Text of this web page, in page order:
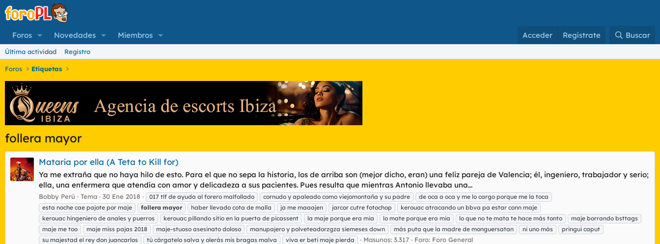
Foros Novedades Miembros Acceder Regístrate Buscar
Última actividad Registro
Foros Etiquetas
follera mayor
Mataría por ella (A Teta to Kill for)
Ya me extraña que no haya hilo de esto. Para el que no sepa la historia, los de arriba son (mejor dicho, eran) una feliz pareja de Valencia; él, ingeniero, trabajador y serio;
ella, una enfermera que atendía con amor y delicadeza a sus pacientes. Pues resulta que mientras Antonio llevaba una...
Bobby Perú Tema 30 Ene 2018 017 tlf de ayuda al forero malfollado cornudo y apaleado como viejomontaña y su padre
de oca a oca y me lo cargo porque me la toca
esta noche cae pajote por maje
follera mayor haber llevado cota de malla ja me maaajen jarcor cutre fotochop
kerouac atracando un bbva pa estar conn maje
kerouac hingeniero de anales y puerros
kerouac pillando sitio en la puerta de picassent la maje porque era mia lo mate porque era mia lo que no te mata te hace más tonto
maje borrando bsttags
maje me too
maje miss pajas 2018 maje-stuoso asesinato doloso manupajero y polveteadorzgza siemeses down más puta que la madre de monguersatan ni uno más
pringui caput
su majestad el rey don juancarlos
tú cárgatelo salva y olerás mis bragas malva viva er beti maje pierda Masunos: 3.317 Foro: Foro General